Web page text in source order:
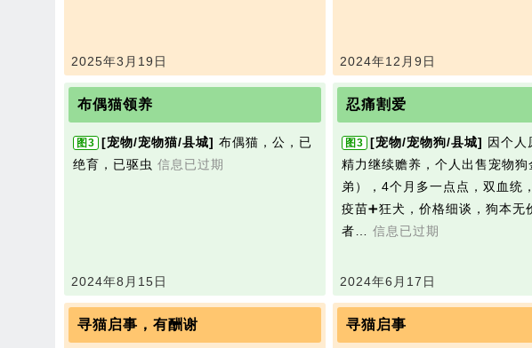
2025年3月19日 2024年12月9日
布偶猫领养
图3 [宠物/宠物猫/县城] 布偶猫，公，已
绝育，已驱虫 信息已过期
2024年8月15日
忍痛割爱
图3 [宠物/宠物狗/县城] 因个人
精力继续赡养，个人出售宠物狗
弟），4个月多一点点，双血统
疫苗➕狂犬，价格细谈，狗本无
者… 信息已过期
2024年6月17日
寻猫启事，有酬谢 寻猫启事